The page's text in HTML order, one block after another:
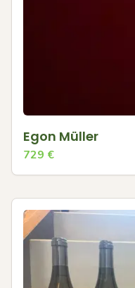
Egon Müller
729 €